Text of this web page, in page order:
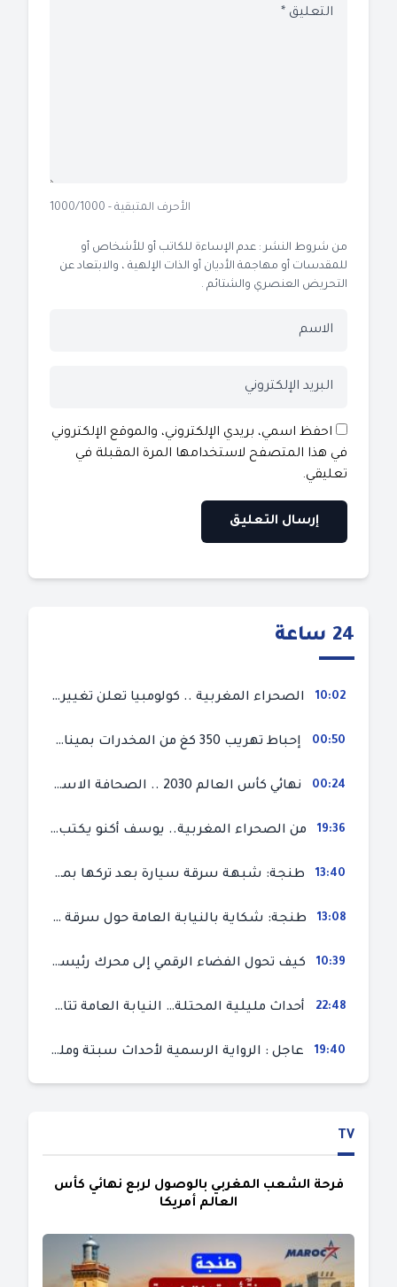
الأحرف المتبقية - 1000/1000
من شروط النشر : عدم الإساءة للكاتب أو للأشخاص أو
للمقدسات أو مهاجمة الأديان أو الذات الإلهية ، والابتعاد عن
التحريض العنصري والشتائم .
احفظ اسمي، بريدي الإلكتروني، والموقع الإلكتروني
في هذا المتصفح لاستخدامها المرة المقبلة في
تعليقي.
24 ساعة
10:02 الصحراء المغربية .. كولومبيا تعلن تغييرا في موقفها وتعترف بسيادة المغرب على صحرائه
00:50 إحباط تهريب 350 كغ من المخدرات بميناء طنجة المتوسط
00:24 نهائي كأس العالم 2030 .. الصحافة الاسبانية قلقة من حسم الملف لصالح المغرب و”تتهم رئيس الفيفا”
19:36 من الصحراء المغربية.. يوسف أكنو يكتب عن أزمة سبتة المحتلة ويؤكد ان الهجرة السرية ليست حلا وبناء الوطن هو الخيار الأفضل
13:40 طنجة: شبهة سرقة سيارة بعد تركها بمحل ميكانيك للإصلاح
13:08 طنجة: شكاية بالنيابة العامة حول سرقة سيارة تركها صاحبها بمحل ميكانيك للإصلاح
10:39 كيف تحول الفضاء الرقمي إلى محرك رئيسي لأحداث الهجرة في سبتة؟
22:48 أحداث مليلية المحتلة… النيابة العامة تتابع 50 متورطا في محاولة اقتحام السياح الحدودي بتهم ثقيلة
19:40 عاجل : الرواية الرسمية لأحداث سبتة ومليلية المحتلتين (وزارة الداخلية)
TV
فرحة الشعب المغربي بالوصول لربع نهائي كأس
العالم أمريكا